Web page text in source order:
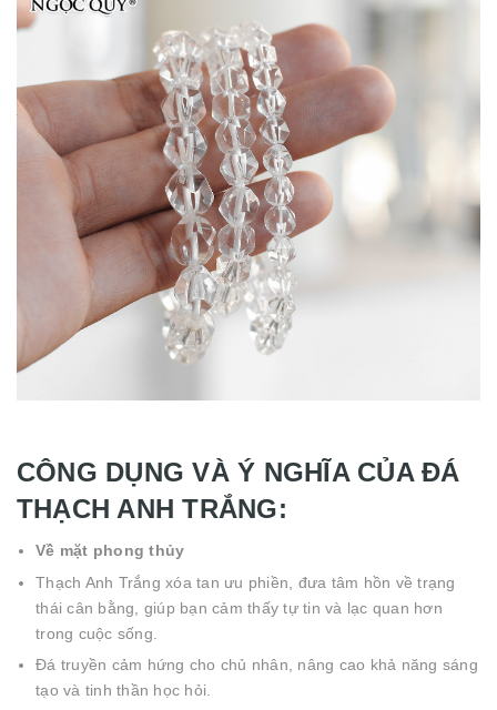
CÔNG DỤNG VÀ Ý NGHĨA CỦA ĐÁ
THẠCH ANH TRẮNG:
Về mặt phong thủy
Thạch Anh Trắng xóa tan ưu phiền, đưa tâm hồn về trạng
thái cân bằng, giúp bạn cảm thấy tự tin và lạc quan hơn
trong cuộc sống.
Đá truyền cảm hứng cho chủ nhân, nâng cao khả năng sáng
tạo và tinh thần học hỏi.